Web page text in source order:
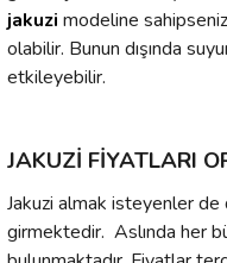
jakuzi modeline
olabilir. Bunun dışında
etkileyebilir.
JAKUZİ FİYATLARI
Jakuzi almak isteyenler de
girmektedir. Aslında her